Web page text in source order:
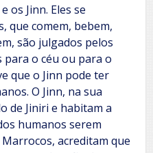
os Jinn. Eles se
que comem, bebem,
são julgados pelos
para o céu ou para o
que o Jinn pode ter
O Jinn, na sua
de Jiniri e habitam a
humanos serem
acreditam que